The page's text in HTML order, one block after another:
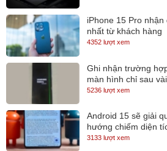
Lenovo ThinkPad T450s trang bị
iPhone 15 Pro
nhất từ khách hàng
4352 lượt xem
Ghi nhận trường
màn hình chỉ sau
5236 lượt xem
Android 15 sẽ giải
hướng chiếm diện
3133 lượt xem